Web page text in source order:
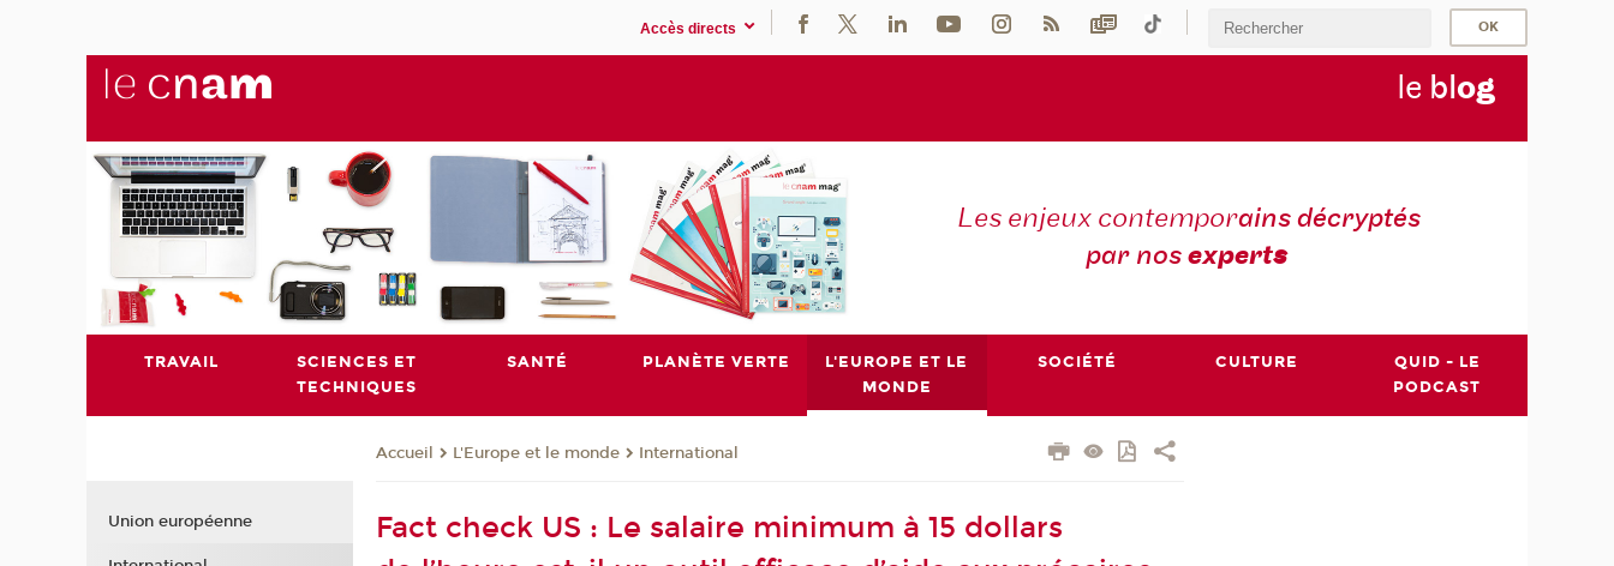
Accès directs
le blog
Les enjeux contemporains décryptés
par nosexperts
TRAVAIL
SCIENCES ET
TECHNIQUES
SANTÉ PLANÈTE VERTE
L'EUROPE ET LE
MONDE
SOCIÉTÉ CULTURE
QUID - LE
PODCAST
Accueil L'Europe et le monde International
Fact check US : Le salaire minimum à 15 dollars
Union européenne